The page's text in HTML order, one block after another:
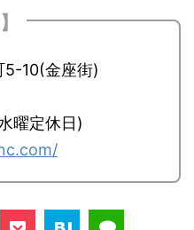
5-10(金座街)
曜定休日)